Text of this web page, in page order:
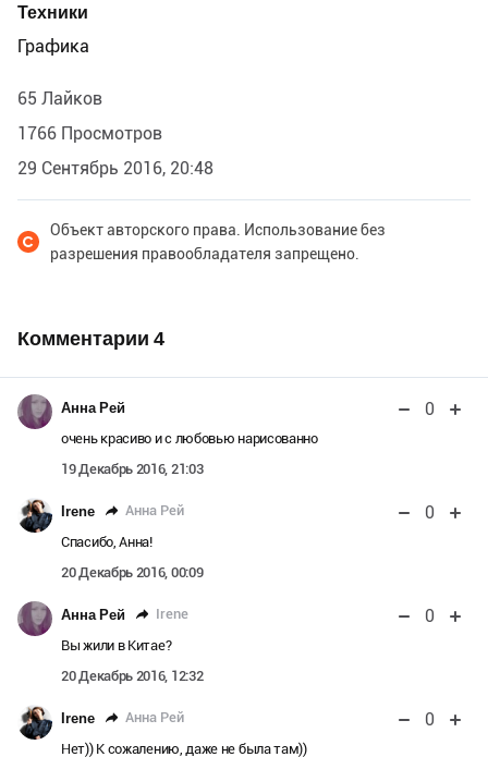
Техники
Графика
65 Лайков
1766 Просмотров
29 Сентябрь 2016, 20:48
Объект авторского права. Использование без
разрешения правообладателя запрещено.
Комментарии 4
Анна Рей 0
очень красиво и с любовью нарисованно
19 Декабрь 2016, 21:03
Irene Анна Рей 0
Спасибо, Анна!
20 Декабрь 2016, 00:09
Анна Рей Irene 0
Вы жили в Китае?
20 Декабрь 2016, 12:32
Irene Анна Рей 0
Нет)) К сожалению, даже не была там))